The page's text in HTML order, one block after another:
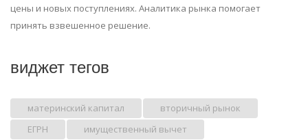
цены и новых поступлениях. Аналитика рынка помогает
принять взвешенное решение.
виджет тегов
материнский капитал
вторичный рынок
ЕГРН
имущественный вычет